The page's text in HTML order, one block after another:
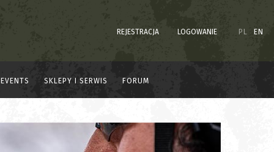
REJESTRACJA LOGOWANIE PL EN
EVENTS SKLEPY I SERWIS FORUM